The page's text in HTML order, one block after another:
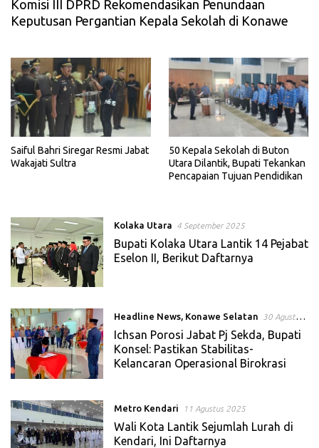
Komisi III DPRD Rekomendasikan Penundaan
Keputusan Pergantian Kepala Sekolah di Konawe
Saiful Bahri Siregar Resmi Jabat
Wakajati Sultra
50 Kepala Sekolah di Buton
Utara Dilantik, Bupati Tekankan
Pencapaian Tujuan Pendidikan
Kolaka Utara 4 September 2025
Bupati Kolaka Utara Lantik 14 Pejabat
Eselon II, Berikut Daftarnya
Headline News, Konawe Selatan
30 Agustus
2025
Ichsan Porosi Jabat Pj Sekda, Bupati
Konsel: Pastikan Stabilitas-
Kelancaran Operasional Birokrasi
Metro Kendari 11 Agustus 2025
Wali Kota Lantik Sejumlah Lurah di
Kendari, Ini Daftarnya